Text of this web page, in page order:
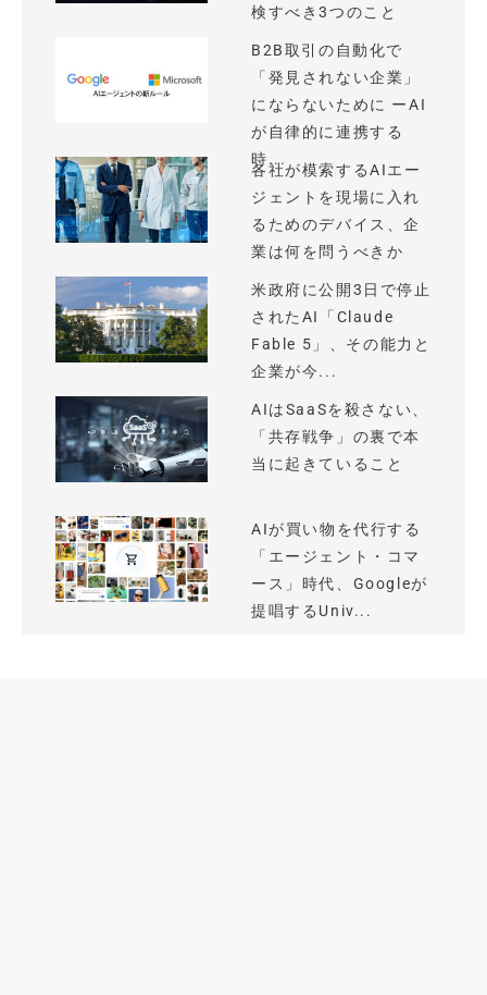
検すべき3つのこと
B2B取引の自動化で
「発見されない企業」
にならないために ーAI
が自律的に連携する
時...
各社が模索するAIエー
ジェントを現場に入れ
るためのデバイス、企
業は何を問うべきか
米政府に公開3日で停止
されたAI「Claude
Fable 5」、その能力と
企業が今...
AIはSaaSを殺さない、
「共存戦争」の裏で本
当に起きていること
AIが買い物を代行する
「エージェント・コマ
ース」時代、Googleが
提唱するUniv...